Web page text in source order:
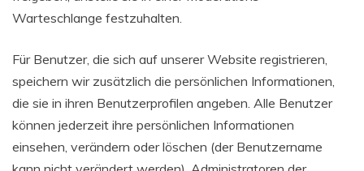
Warteschlange festzuhalten.
Für Benutzer, die sich auf unserer Website registrieren,
speichern wir zusätzlich die persönlichen Informationen,
die sie in ihren Benutzerprofilen angeben. Alle Benutzer
können jederzeit ihre persönlichen Informationen
einsehen, verändern oder löschen (der Benutzername